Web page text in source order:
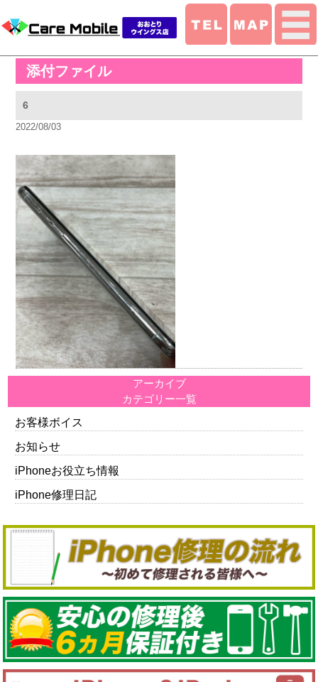
添付ファイル
6
2022/08/03
アーカイブ
カテゴリー一覧
お客様ボイス
お知らせ
iPhoneお役立ち情報
iPhone修理日記